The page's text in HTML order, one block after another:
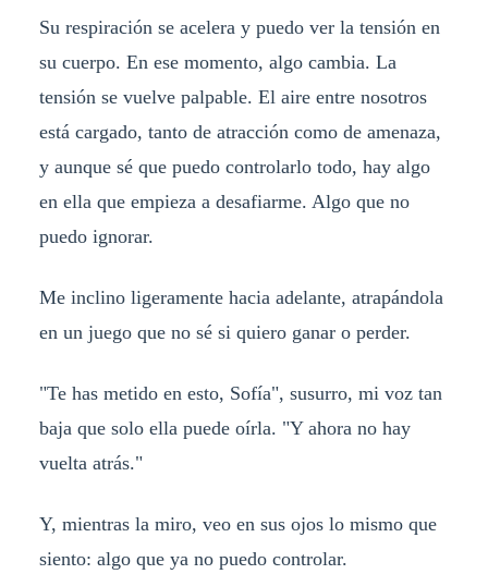
Su respiración se acelera y puedo ver la tensión en
su cuerpo. En ese momento, algo cambia. La
tensión se vuelve palpable. El aire entre nosotros
está cargado, tanto de atracción como de amenaza,
y aunque sé que puedo controlarlo todo, hay algo
en ella que empieza a desafiarme. Algo que no
puedo ignorar.
Me inclino ligeramente hacia adelante, atrapándola
en un juego que no sé si quiero ganar o perder.
"Te has metido en esto, Sofía", susurro, mi voz tan
baja que solo ella puede oírla. "Y ahora no hay
vuelta atrás."
Y, mientras la miro, veo en sus ojos lo mismo que
siento: algo que ya no puedo controlar.